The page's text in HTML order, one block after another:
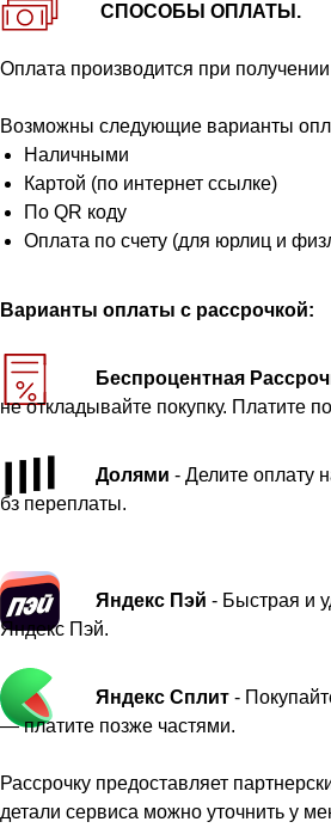
СПОСОБЫ ОПЛАТЫ.
Оплата производится при
Возможны следующие варианты
Наличными
Картой (по интернет ссылке)
По QR коду
Оплата по счету (для юрлиц и
Варианты оплаты с рассрочкой:
Беспроцентная
не откладывайте покупку. Платите
Долями - Делите оплату
бз переплаты.
Яндекс Пэй - Быстрая и
Яндекс Пэй.
Яндекс Сплит -
— платите позже частями.
Рассрочку предоставляет
детали сервиса можно уточнить у